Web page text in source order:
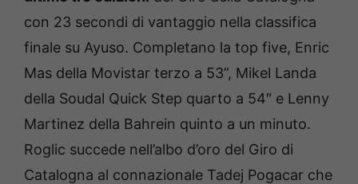
con 23 secondi di vantaggio nella classifica
finale su Ayuso. Completano la top five, Enric
Mas della Movistar terzo a 53”, Mikel Landa
della Soudal Quick Step quarto a 54″ e Lenny
Martinez della Bahrein quinto a un minuto.
Roglic succede nell’albo d’oro del Giro di
Catalogna al connazionale Tadej Pogacar che